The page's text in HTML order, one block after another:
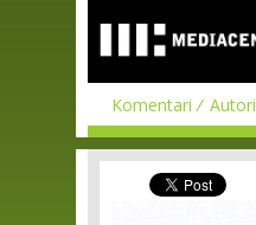
main
content
Komentari Autori